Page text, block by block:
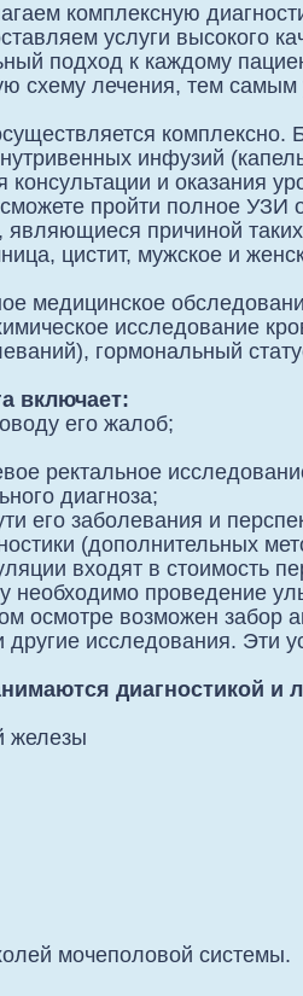
комплексную
услуги высокого
подход к каждому
схему лечения, тем самым
комплексно.
инфузий
консультации и оказания
пройти полное УЗИ
причиной
цистит, мужское и
медицинское
исследование
гормональный
включает:
его жалоб;
ректальное
диагноза;
его заболевания и
(дополнительных
входят в стоимость
необходимо проведение
осмотре возможен забор
исследования. Эти
диагностикой и
железы
мочеполовой системы.